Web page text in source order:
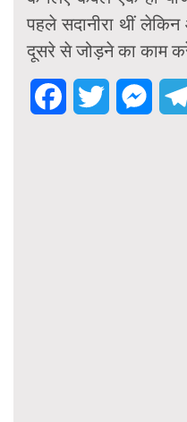
पहले सदानीरा थीं
दूसरे से जोड़ने का काम
FacebookTwitter